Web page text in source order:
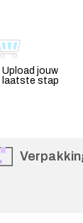
jouw
laatste stap